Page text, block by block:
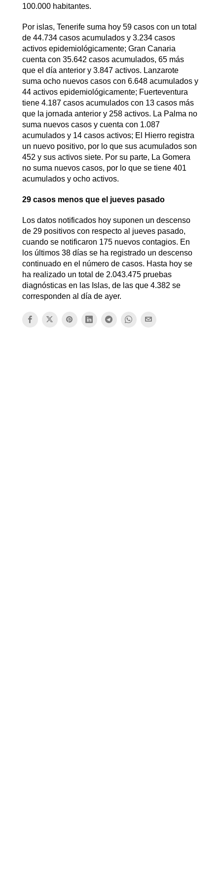
100.000 habitantes.
Por islas, Tenerife suma hoy 59 casos con un total
de 44.734 casos acumulados y 3.234 casos
activos epidemiológicamente; Gran Canaria
cuenta con 35.642 casos acumulados, 65 más
que el día anterior y 3.847 activos. Lanzarote
suma ocho nuevos casos con 6.648 acumulados y
44 activos epidemiológicamente; Fuerteventura
tiene 4.187 casos acumulados con 13 casos más
que la jornada anterior y 258 activos. La Palma no
suma nuevos casos y cuenta con 1.087
acumulados y 14 casos activos; El Hierro registra
un nuevo positivo, por lo que sus acumulados son
452 y sus activos siete. Por su parte, La Gomera
no suma nuevos casos, por lo que se tiene 401
acumulados y ocho activos.
29 casos menos que el jueves pasado
Los datos notificados hoy suponen un descenso
de 29 positivos con respecto al jueves pasado,
cuando se notificaron 175 nuevos contagios. En
los últimos 38 días se ha registrado un descenso
continuado en el número de casos. Hasta hoy se
ha realizado un total de 2.043.475 pruebas
diagnósticas en las Islas, de las que 4.382 se
corresponden al día de ayer.